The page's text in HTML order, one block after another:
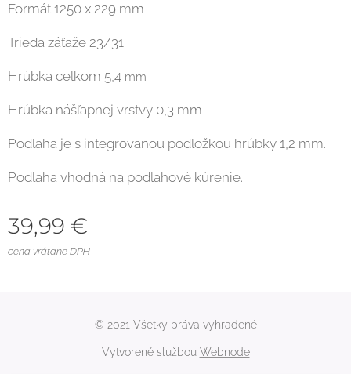
Formát 1250 x 229 mm
Trieda záťaže 23/31
Hrúbka celkom 5,4 mm
Hrúbka nášľapnej vrstvy 0,3 mm
Podlaha je s integrovanou podložkou hrúbky 1,2 mm.
Podlaha vhodná na podlahové kúrenie.
39,99 €
cena vrátane DPH
© 2021 Všetky práva vyhradené
Vytvorené službou Webnode